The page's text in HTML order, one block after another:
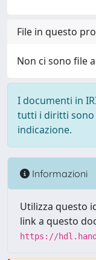
File in questo
Non ci sono file
I documenti in
tutti i diritti sono
indicazione.
Informazioni
Utilizza questo
link a questo
https://